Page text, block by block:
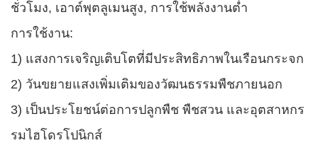
ชั่วโมง, เอาต์พุตลูเมนสูง, การใช้พลังงานต่ำ
การใช้งาน:
1) แสงการเจริญเติบโตที่มีประสิทธิภาพในเรือนกระจก
2) วันขยายแสงเพิ่มเติมของวัฒนธรรมพืชภายนอก
3) เป็นประโยชน์ต่อการปลูกพืช พืชสวน และอุตสาหกร
รมไฮโดรโปนิกส์